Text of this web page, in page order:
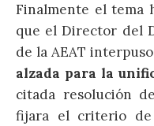
Finalmente el tema
que el Director del
de la AEAT interpuso
alzada para la
citada resolución
fijara el criterio